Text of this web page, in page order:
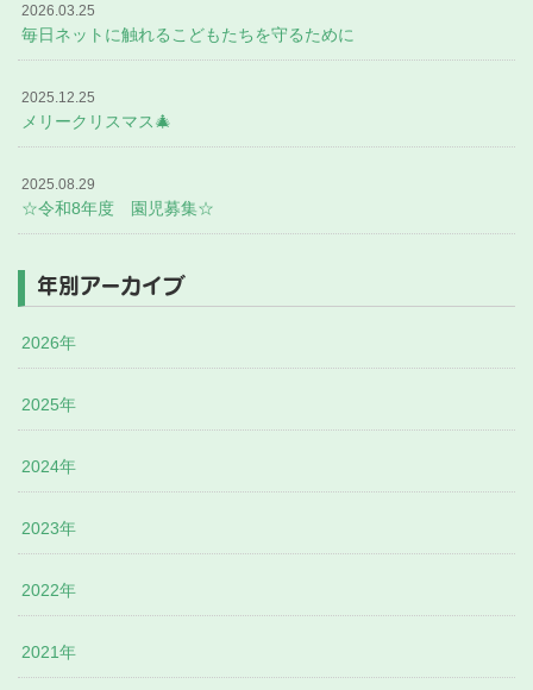
2026.03.25
毎日ネットに触れるこどもたちを守るために
2025.12.25
メリークリスマス🎄
2025.08.29
☆令和8年度 園児募集☆
年別アーカイブ
2026年
2025年
2024年
2023年
2022年
2021年